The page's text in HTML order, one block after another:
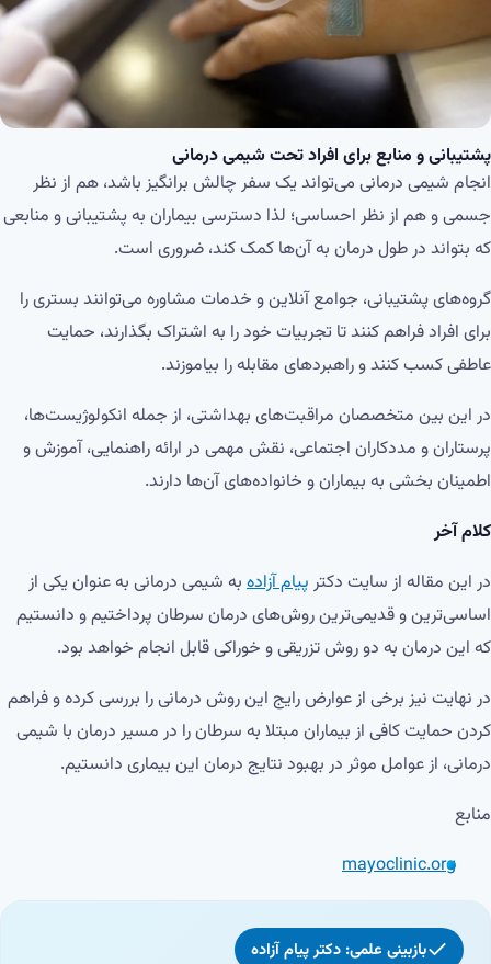
پشتیبانی و منابع برای افراد تحت شیمی درمانی
انجام شیمی درمانی می‌تواند یک سفر چالش برانگیز باشد، هم از نظر
جسمی و هم از نظر احساسی؛ لذا دسترسی بیماران به پشتیبانی و منابعی
که بتواند در طول درمان به آن‌ها کمک کند، ضروری است.
گروه‌های پشتیبانی، جوامع آنلاین و خدمات مشاوره می‌توانند بستری را
برای افراد فراهم کنند تا تجربیات خود را به اشتراک بگذارند، حمایت
عاطفی کسب کنند و راهبردهای مقابله را بیاموزند.
در این بین متخصصان مراقبت‌های بهداشتی، از جمله انکولوژیست‌ها،
پرستاران و مددکاران اجتماعی، نقش مهمی در ارائه راهنمایی، آموزش و
اطمینان بخشی به بیماران و خانواده‌های آن‌ها دارند.
کلام آخر
در این مقاله از سایت دکتر پیام آزاده به شیمی درمانی به عنوان یکی از
اساسی‌ترین و قدیمی‌ترین روش‌های درمان سرطان پرداختیم و دانستیم
که این درمان به دو روش تزریقی و خوراکی قابل انجام خواهد بود.
در نهایت نیز برخی از عوارض رایج این روش درمانی را بررسی کرده و فراهم
کردن حمایت کافی از بیماران مبتلا به سرطان را در مسیر درمان با شیمی
درمانی، از عوامل موثر در بهبود نتایج درمان این بیماری دانستیم.
منابع
mayoclinic.org
بازبینی علمی: دکتر پیام آزاده